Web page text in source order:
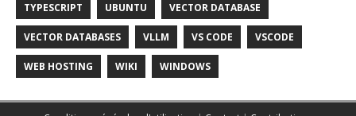
TYPESCRIPT UBUNTU VECTOR DATABASE
VECTOR DATABASES VLLM VS CODE VSCODE
WEB HOSTING WIKI WINDOWS